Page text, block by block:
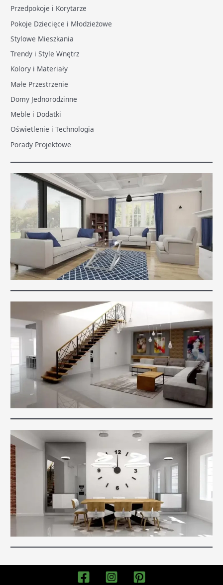
Przedpokoje i Korytarze
Pokoje Dziecięce i Młodzieżowe
Stylowe Mieszkania
Trendy i Style Wnętrz
Kolory i Materiały
Małe Przestrzenie
Domy Jednorodzinne
Meble i Dodatki
Oświetlenie i Technologia
Porady Projektowe